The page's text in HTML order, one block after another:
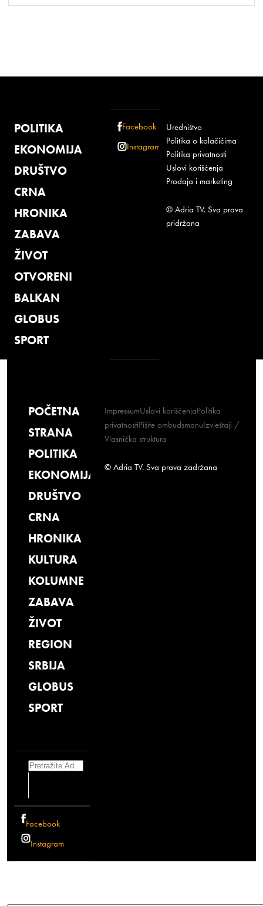
POLITIKA
EKONOMIJA
DRUŠTVO
CRNA
HRONIKA
ZABAVA
ŽIVOT
OTVORENI
BALKAN
GLOBUS
SPORT
Facebook
Instagram
Uredništvo
Politika o kolačićima
Politika privatnosti
Uslovi korišćenja
Prodaja i marketing
© Adria TV. Sva prava
pridržana
POČETNA
STRANA
POLITIKA
EKONOMIJA
DRUŠTVO
CRNA
HRONIKA
KULTURA
KOLUMNE
ZABAVA
ŽIVOT
REGION
SRBIJA
GLOBUS
SPORT
Search
Facebook
Instagram
ImpressumUslovi korišćenjaPolitika
privatnostiPišite ombudsmanuIzvještaji /
Vlasnička struktura
© Adria TV. Sva prava zadržana